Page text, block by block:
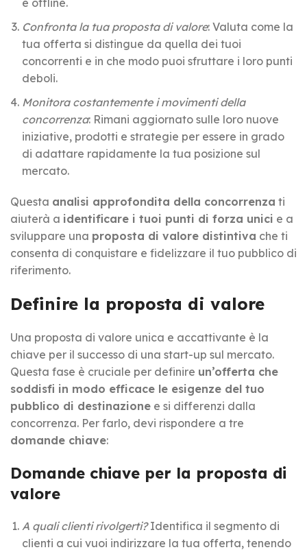
Confronta la tua proposta di valore: Valuta come la
tua offerta si distingue da quella dei tuoi
concorrenti e in che modo puoi sfruttare i loro punti
deboli.
Monitora costantemente i movimenti della
concorrenza: Rimani aggiornato sulle loro nuove
iniziative, prodotti e strategie per essere in grado
di adattare rapidamente la tua posizione sul
mercato.
Questa analisi approfondita della concorrenza ti
aiuterà a identificare i tuoi punti di forza unici e a
sviluppare una proposta di valore distintiva che ti
consenta di conquistare e fidelizzare il tuo pubblico di
riferimento.
Definire la proposta di valore
Una proposta di valore unica e accattivante è la
chiave per il successo di una start-up sul mercato.
Questa fase è cruciale per definire un’offerta che
soddisfi in modo efficace le esigenze del tuo
pubblico di destinazione e si differenzi dalla
concorrenza. Per farlo, devi rispondere a tre
domande chiave:
Domande chiave per la proposta di
valore
A quali clienti rivolgerti?Identifica il segmento di
clienti a cui vuoi indirizzare la tua offerta, tenendo